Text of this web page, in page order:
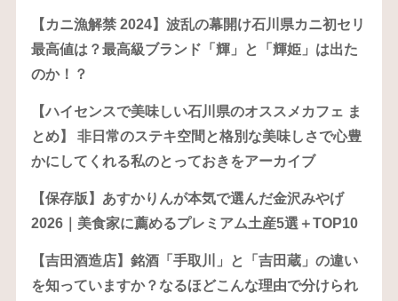
【カニ漁解禁 2024】波乱の幕開け石川県カニ初セリ
最高値は？最高級ブランド「輝」と「輝姫」は出た
のか！？
【ハイセンスで美味しい石川県のオススメカフェ ま
とめ】 非日常のステキ空間と格別な美味しさで心豊
かにしてくれる私のとっておきをアーカイブ
【保存版】あすかりんが本気で選んだ金沢みやげ
2026｜美食家に薦めるプレミアム土産5選＋TOP10
【吉田酒造店】銘酒「手取川」と「吉田蔵」の違い
を知っていますか？なるほどこんな理由で分けられ